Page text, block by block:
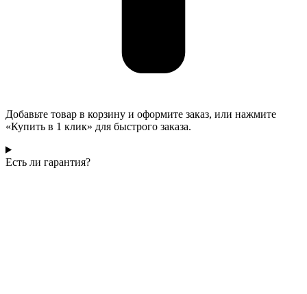
Добавьте товар в корзину и оформите заказ, или нажмите
«Купить в 1 клик» для быстрого заказа.
Есть ли гарантия?